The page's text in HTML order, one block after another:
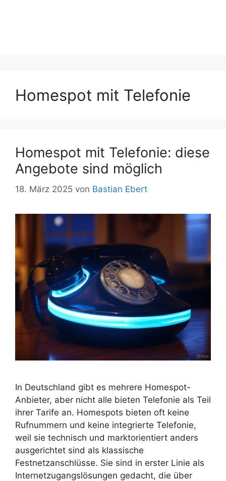
Homespot mit Telefonie
Homespot mit Telefonie: diese
Angebote sind möglich
18. März 2025 von Bastian Ebert
In Deutschland gibt es mehrere Homespot-
Anbieter, aber nicht alle bieten Telefonie als Teil
ihrer Tarife an. Homespots bieten oft keine
Rufnummern und keine integrierte Telefonie,
weil sie technisch und marktorientiert anders
ausgerichtet sind als klassische
Festnetzanschlüsse. Sie sind in erster Linie als
Internetzugangslösungen gedacht, die über